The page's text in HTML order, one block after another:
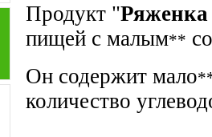
Продукт "
пищей с малым**
Он содержит мало
количество